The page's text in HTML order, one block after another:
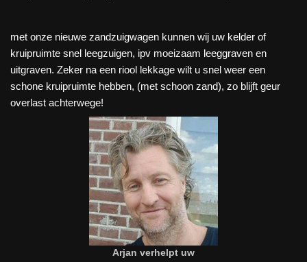
met onze nieuwe zandzuigwagen kunnen wij uw kelder of
kruipruimte snel leegzuigen, ipv moeizaam leeggraven en
uitgraven. Zeker na een riool lekkage wilt u snel weer een
schone kruipruimte hebben, (met schoon zand), zo blijft geur
overlast achterwege!
Arjan verhelpt uw